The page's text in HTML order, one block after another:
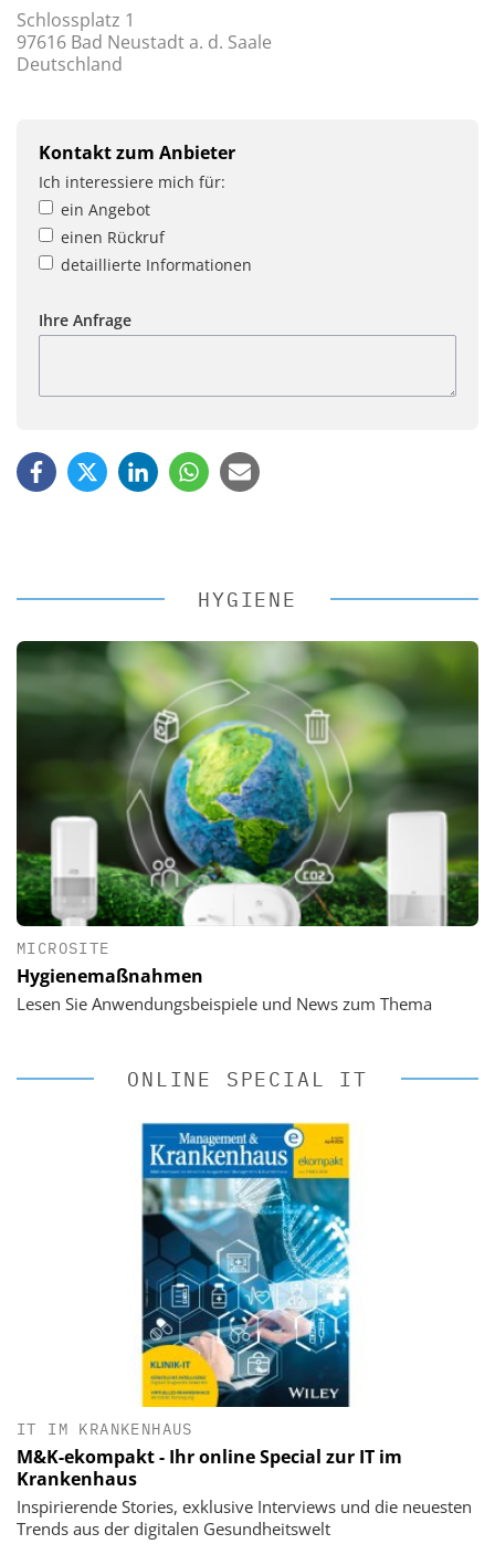
Schlossplatz 1
97616 Bad Neustadt a. d. Saale
Deutschland
Kontakt zum Anbieter
Ich interessiere mich für:
ein Angebot
einen Rückruf
detaillierte Informationen
Ihre Anfrage
HYGIENE
MICROSITE
Hygienemaßnahmen
Lesen Sie Anwendungsbeispiele und News zum Thema
ONLINE SPECIAL IT
IT IM KRANKENHAUS
M&K-ekompakt - Ihr online Special zur IT im
Krankenhaus
Inspirierende Stories, exklusive Interviews und die neuesten
Trends aus der digitalen Gesundheitswelt